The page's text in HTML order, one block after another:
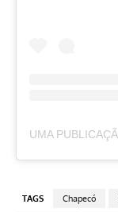
TAGS Chapecó